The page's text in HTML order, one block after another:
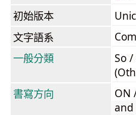
初始版本
文字語系
一般分類
So /
書寫方向
ON